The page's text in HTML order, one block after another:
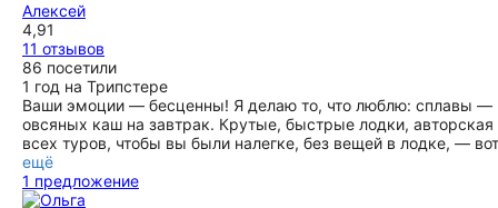
Алексей
4,91
11 отзывов
86 посетили
1 год на Трипстере
Ваши эмоции — бесценны! Я делаю то, что люблю: сплавы —
овсяных каш на завтрак. Крутые, быстрые лодки,
всех туров, чтобы вы были налегке, без вещей в лодке, —
ещё
1 предложение